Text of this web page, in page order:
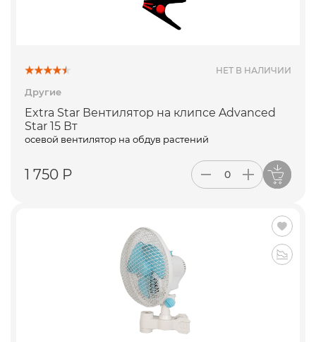
ПОДПИСАТЬСЯ
НЕТ В НАЛИЧИИ
Другие
Extra Star Вентилятор на клипсе Advanced
Star 15 Вт
осевой вентилятор на обдув растений
1 750 Р
ПОДПИСАТЬСЯ